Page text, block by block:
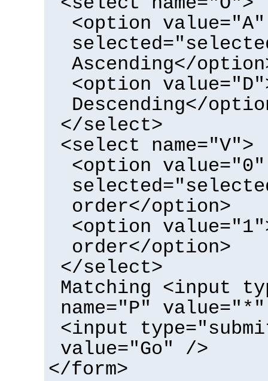
<option value="A"
Ascending</
<option
Descending</
</select>
<select name="V">
<option value="0"
order</option>
<option
order</option>
</select>
Matching <input
name="P"
<input
value="Go" />
</form>